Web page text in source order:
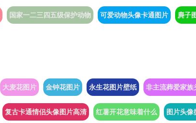
国家一二三四五级保护动物 可爱动物头像卡通图片 麂子
大麦花图片 金钟花图片 永生花图片壁纸 非主流葬爱家族
复古卡通情侣头像图片高清 红薯开花意味着什么 图片头像